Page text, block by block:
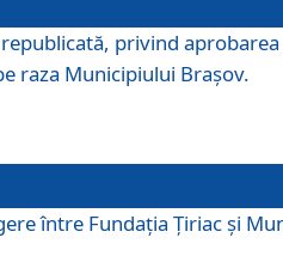
privind
raza Municipiului Brașov.
între Fundația Țiriac și